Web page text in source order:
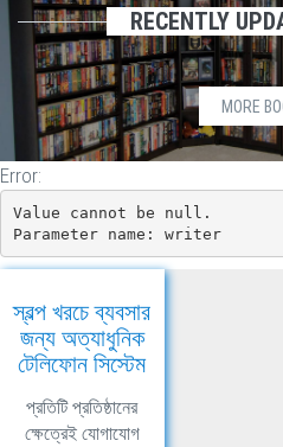
RECENTLY
MORE
Error:
Value cannot be null.
Parameter name: writer
স্বল্প খরচে ব্যবসার
জন্য অত্যাধুনিক
টেলিফোন সিস্টেম
প্রতিটি প্রতিষ্ঠানের
ক্ষেত্রেই যোগাযোগ